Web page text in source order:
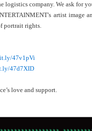
logistics company. We ask for
artist image
portrait rights.
47v1pVi
47d7XID
’s love and support.